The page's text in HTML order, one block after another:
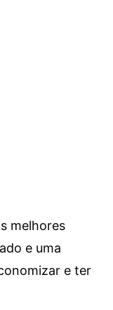
melhores
e uma
e ter